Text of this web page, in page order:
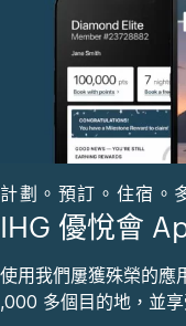
計劃。預訂。住宿。
IHG 優悅會
使用我們屢獲殊榮的應
,000 多個目的地，並享